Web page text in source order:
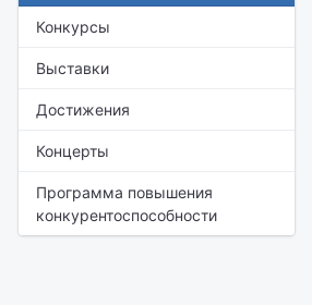
Конкурсы
Выставки
Достижения
Концерты
Программа повышения
конкурентоспособности